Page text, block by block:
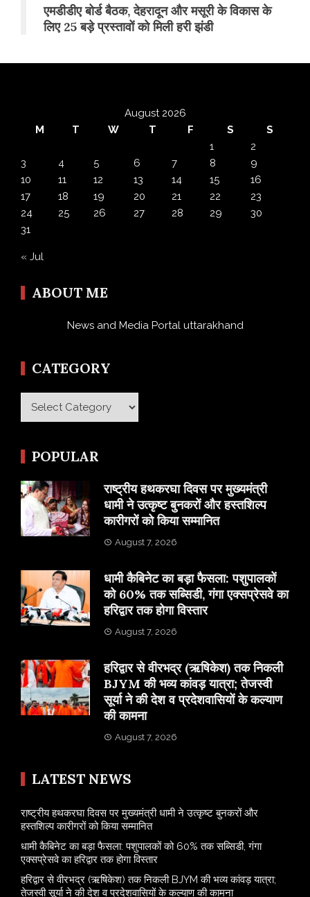
एमडीडीए बोर्ड बैठक, देहरादून और मसूरी के विकास के
लिए 25 बड़े प्रस्तावों को मिली हरी झंडी
August 2026
M
T W T F S
S
1
2
3
4 5 6 7 8
9
10
11 12 13 14 15
16
17
18 19 20 21 22
23
24
25 26 27 28 29
30
31
« Jul
ABOUT ME
News and Media Portal uttarakhand
CATEGORY
Category
POPULAR
राष्ट्रीय हथकरघा दिवस पर मुख्यमंत्री
धामी ने उत्कृष्ट बुनकरों और हस्तशिल्प
कारीगरों को किया सम्मानित
August 7, 2026
​धामी कैबिनेट का बड़ा फैसला: पशुपालकों
को 60% तक सब्सिडी, गंगा एक्सप्रेसवे का
हरिद्वार तक होगा विस्तार
August 7, 2026
​हरिद्वार से वीरभद्र (ऋषिकेश) तक निकली
BJYM की भव्य कांवड़ यात्रा; तेजस्वी
सूर्या ने की देश व प्रदेशवासियों के कल्याण
की कामना
August 7, 2026
LATEST NEWS
राष्ट्रीय हथकरघा दिवस पर मुख्यमंत्री धामी ने उत्कृष्ट बुनकरों और
हस्तशिल्प कारीगरों को किया सम्मानित
​धामी कैबिनेट का बड़ा फैसला: पशुपालकों को 60% तक सब्सिडी, गंगा
एक्सप्रेसवे का हरिद्वार तक होगा विस्तार
​हरिद्वार से वीरभद्र (ऋषिकेश) तक निकली BJYM की भव्य कांवड़ यात्रा;
तेजस्वी सूर्या ने की देश व प्रदेशवासियों के कल्याण की कामना